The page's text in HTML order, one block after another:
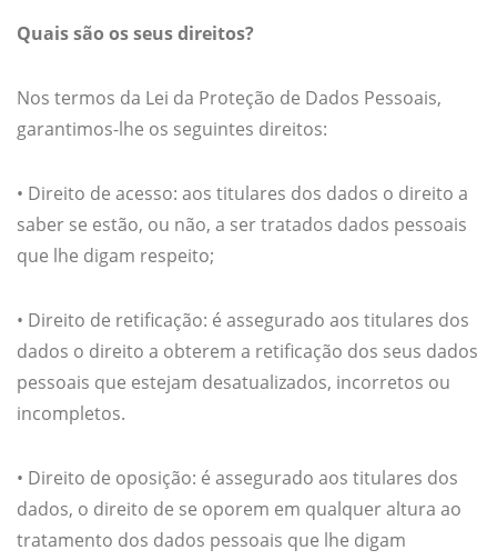
Quais são os seus direitos?
Nos termos da Lei da Proteção de Dados Pessoais,
garantimos-lhe os seguintes direitos:
• Direito de acesso: aos titulares dos dados o direito a
saber se estão, ou não, a ser tratados dados pessoais
que lhe digam respeito;
• Direito de retificação: é assegurado aos titulares dos
dados o direito a obterem a retificação dos seus dados
pessoais que estejam desatualizados, incorretos ou
incompletos.
• Direito de oposição: é assegurado aos titulares dos
dados, o direito de se oporem em qualquer altura ao
tratamento dos dados pessoais que lhe digam